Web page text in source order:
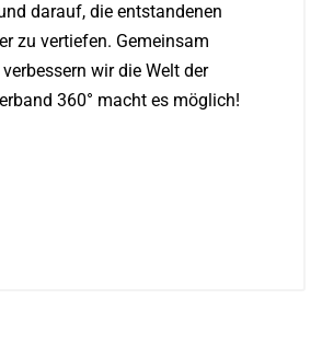
darauf, die entstandenen
zu vertiefen. Gemeinsam
wir die Welt der
360° macht es möglich!